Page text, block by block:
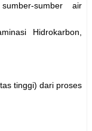
sumber air
Hidrokarbon,
tinggi) dari proses